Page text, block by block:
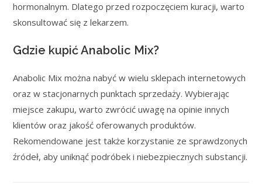
hormonalnym. Dlatego przed rozpoczęciem kuracji, warto
skonsultować się z lekarzem.
Gdzie kupić Anabolic Mix?
Anabolic Mix można nabyć w wielu sklepach internetowych
oraz w stacjonarnych punktach sprzedaży. Wybierając
miejsce zakupu, warto zwrócić uwagę na opinie innych
klientów oraz jakość oferowanych produktów.
Rekomendowane jest także korzystanie ze sprawdzonych
źródeł, aby uniknąć podróbek i niebezpiecznych substancji.